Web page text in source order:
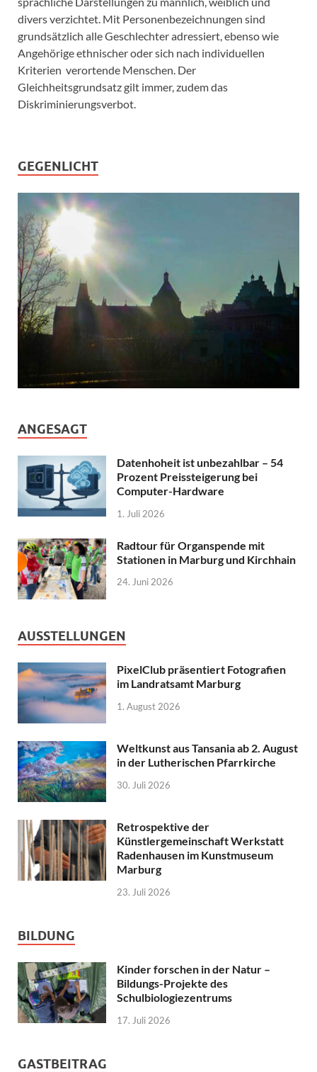
divers verzichtet. Mit Personenbezeichnungen sind
grundsätzlich alle Geschlechter adressiert, ebenso wie
Angehörige ethnischer oder sich nach individuellen
Kriterien verortende Menschen. Der
Gleichheitsgrundsatz gilt immer, zudem das
Diskriminierungsverbot.
GEGENLICHT
ANGESAGT
Datenhoheit ist unbezahlbar – 54
Prozent Preissteigerung bei
Computer-Hardware
1. Juli 2026
Radtour für Organspende mit
Stationen in Marburg und Kirchhain
24. Juni 2026
AUSSTELLUNGEN
PixelClub präsentiert Fotografien
im Landratsamt Marburg
1. August 2026
Weltkunst aus Tansania ab 2. August
in der Lutherischen Pfarrkirche
30. Juli 2026
Retrospektive der
Künstlergemeinschaft Werkstatt
Radenhausen im Kunstmuseum
Marburg
23. Juli 2026
BILDUNG
Kinder forschen in der Natur –
Bildungs-Projekte des
Schulbiologiezentrums
17. Juli 2026
GASTBEITRAG